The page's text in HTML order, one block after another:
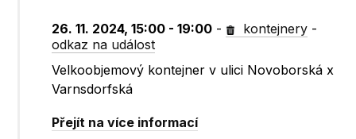
26. 11. 2024, 15:00 - 19:00 - kontejnery -
odkaz na událost
Velkoobjemový kontejner v ulici Novoborská x
Varnsdorfská
Přejít na více informací